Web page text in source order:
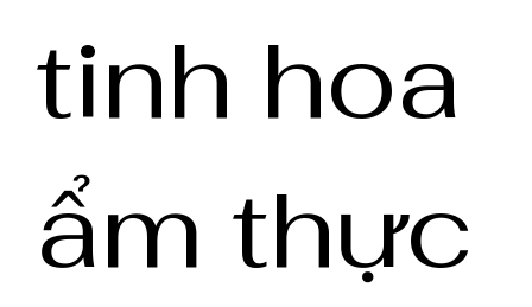
tinh hoa
ẩm thực